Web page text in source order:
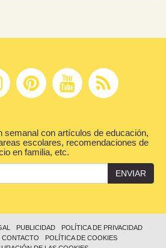
semanal con artículos de educación,
escolares, recomendaciones de
en familia, etc.
ENVIAR
PUBLICIDAD
POLÍTICA DE PRIVACIDAD
CONTACTO
POLÍTICA DE COOKIES